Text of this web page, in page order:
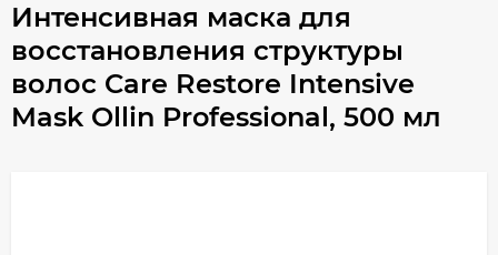
Интенсивная маска для
восстановления структуры
волос Care Restore Intensive
Mask Ollin Professional, 500 мл